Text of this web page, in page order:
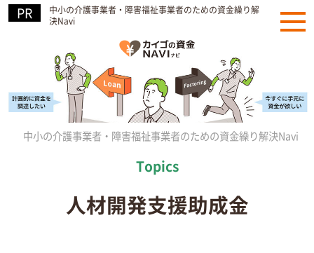
中小の介護事業者・障害福祉事業者のための資金繰り解
決Navi
中小の介護事業者・障害福祉事業者のための資金繰り解決Navi
人材開発支援助成金